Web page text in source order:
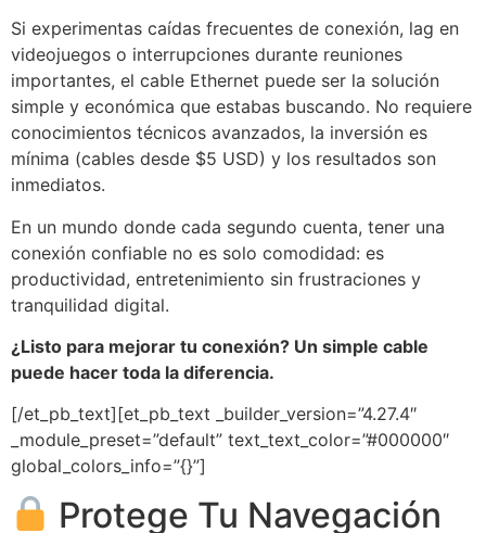
Si experimentas caídas frecuentes de conexión, lag en
videojuegos o interrupciones durante reuniones
importantes, el cable Ethernet puede ser la solución
simple y económica que estabas buscando. No requiere
conocimientos técnicos avanzados, la inversión es
mínima (cables desde $5 USD) y los resultados son
inmediatos.
En un mundo donde cada segundo cuenta, tener una
conexión confiable no es solo comodidad: es
productividad, entretenimiento sin frustraciones y
tranquilidad digital.
¿Listo para mejorar tu conexión? Un simple cable
puede hacer toda la diferencia.
[/et_pb_text][et_pb_text _builder_version=”4.27.4″
_module_preset=”default” text_text_color=”#000000″
global_colors_info=”{}”]
Protege Tu Navegación